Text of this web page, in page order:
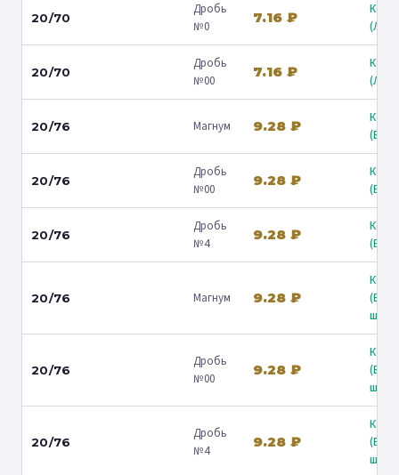
20/70
Дробь
№0
7.16 ₽
20/70
Дробь
№00
7.16 ₽
20/76 Магнум 9.28 ₽
20/76
Дробь
№00
9.28 ₽
20/76
Дробь
№4
9.28 ₽
20/76 Магнум 9.28 ₽
ш.) ↗
20/76
Дробь
№00
9.28 ₽
ш.) ↗
20/76
Дробь
№4
9.28 ₽
ш.) ↗